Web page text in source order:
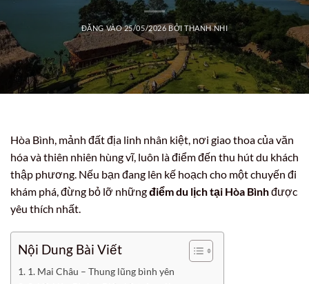
ĐĂNG VÀO25/05/2026 BỞITHANH NHI
Hòa Bình, mảnh đất địa linh nhân kiệt, nơi giao thoa của văn
hóa và thiên nhiên hùng vĩ, luôn là điểm đến thu hút du khách
thập phương. Nếu bạn đang lên kế hoạch cho một chuyến đi
khám phá, đừng bỏ lỡ nhữngđiểm du lịch tại Hòa Bìnhđược
yêu thích nhất.
Nội Dung Bài Viết
1. Mai Châu – Thung lũng bình yên